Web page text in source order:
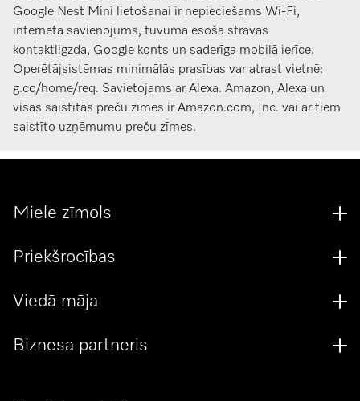
Google Nest Mini lietošanai ir nepieciešams Wi-Fi,
interneta savienojums, tuvumā esoša strāvas
kontaktligzda, Google konts un saderīga mobilā ierīce.
Operētājsistēmas minimālās prasības var atrast vietnē:
g.co/home/req. Savietojams ar Alexa. Amazon, Alexa un
visas saistītās preču zīmes ir Amazon.com, Inc. vai ar tiem
saistīto uzņēmumu preču zīmes.
Miele zīmols
Priekšrocības
Viedā māja
Biznesa partneris